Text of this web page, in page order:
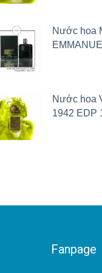
Nước hoa
Nước hoa
1942 EDP
Fanpage